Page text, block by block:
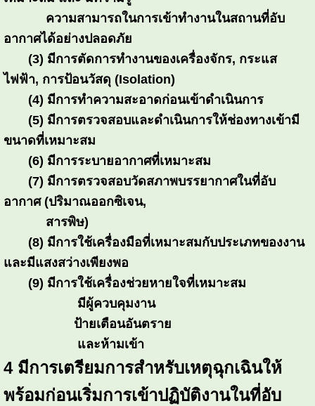
ความสามารถในการเข้าทำงานในสถานที่อับ
อากาศได้อย่างปลอดภัย
(3) มีการตัดการทำงานของเครื่องจักร, กระแส
ไฟฟ้า, การป้อนวัสดุ (Isolation)
(4) มีการทำความสะอาดก่อนเข้าดำเนินการ
(5) มีการตรวจสอบและดำเนินการให้ช่องทางเข้ามี
ขนาดที่เหมาะสม
(6) มีการระบายอากาศที่เหมาะสม
(7) มีการตรวจสอบวัดสภาพบรรยากาศในที่อับ
อากาศ (ปริมาณออกซิเจน,
สารพิษ)
(8) มีการใช้เครื่องมือที่เหมาะสมกับประเภทของงาน
และมีแสงสว่างเพียงพอ
(9) มีการใช้เครื่องช่วยหายใจที่เหมาะสม
มีผู้ควบคุมงาน
ป้ายเตือนอันตราย
และห้ามเข้า
4 มีการเตรียมการสำหรับเหตุฉุกเฉินให้
พร้อมก่อนเริ่มการเข้าปฏิบัติงานในที่อับ